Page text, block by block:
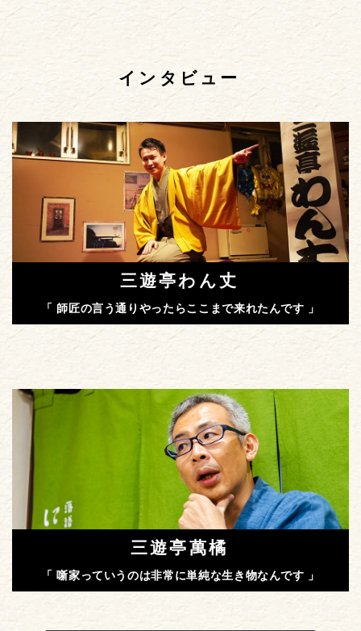
インタビュー
三遊亭わん丈
「 師匠の言う通りやったらここまで来れたんです 」
三遊亭萬橘
「 噺家っていうのは非常に単純な生き物なんです 」